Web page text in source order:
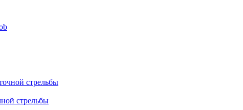
стрельбы
стрельбы